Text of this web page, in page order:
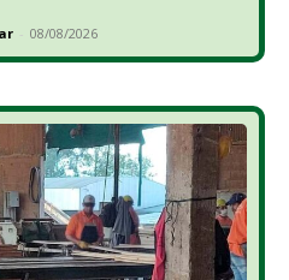
- 08/08/2026